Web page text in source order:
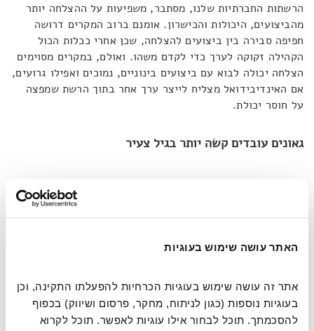
האתר עושה שימוש בעוגיות
הרשתות החברתיות שלנו, מסתבר, משפיעות על ההצלחה יותר
מהביצועים, היכולות והכישרון. אומנם ברוב המקרים דרושה
חפיפה סבירה בין ביצועים להצלחה, שכן אחרי ככלות הכול
הקהילה זקוקה לערך כדי לקדם משהו. ואולם, במקרים מסוימים
הצלחה יכולה לבוא עם ביצועים בינוניים, נמוכים ואפילו גרועים,
אם האינדיבידואל מצליח לייצר ערך אחר בתוך הרשת שמפצה
על חוסר יכולת.
גאונים עובדים קשה יותר בגיל צעיר
לבחון אלמנט מגביל נוסף שלה – גיל. הוא עשה זאת בעקבות
אמירה של איינשטיין, שקבע כי"אדם שלא תרם את תרומתו
הפיזיקאים, סביר להניח שהוא לא ירה מהמותן כשאמר זאת.
ואכן, בתקופת איינשטיין חלו תגליות משמעותיות במכניקת
הקוונטים ובפיזיקה המודרנית, פרי עבודה של מדענים בשנות